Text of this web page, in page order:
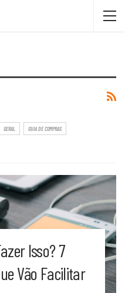
GERAL GUIA DE COMPRAS
Isso? 7
Vão Facilitar